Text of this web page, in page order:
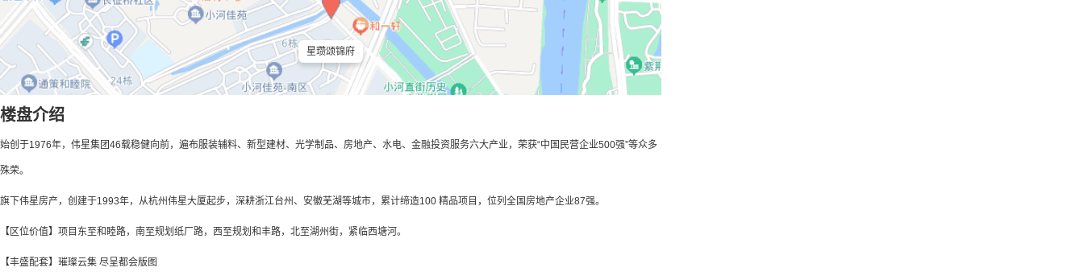
星瓒颂锦府
楼盘介绍
始创于1976年，伟星集团46载稳健向前，遍布服装辅料、新型建材、光学制品、房地产、水电、金融投资服务六大产业，荣获“中国民营企业500强”等众多
殊荣。
旗下伟星房产，创建于1993年，从杭州伟星大厦起步，深耕浙江台州、安徽芜湖等城市，累计缔造100 精品项目，位列全国房地产企业87强。
【区位价值】项目东至和睦路，南至规划纸厂路，西至规划和丰路，北至湖州街，紧临西塘河。
【丰盛配套】璀璨云集 尽呈都会版图